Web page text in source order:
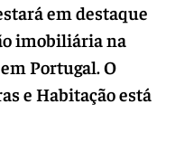
em destaque
imobiliária na
Portugal. O
e Habitação está